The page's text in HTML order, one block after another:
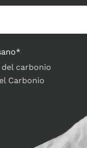
*
carbonio
Carbonio